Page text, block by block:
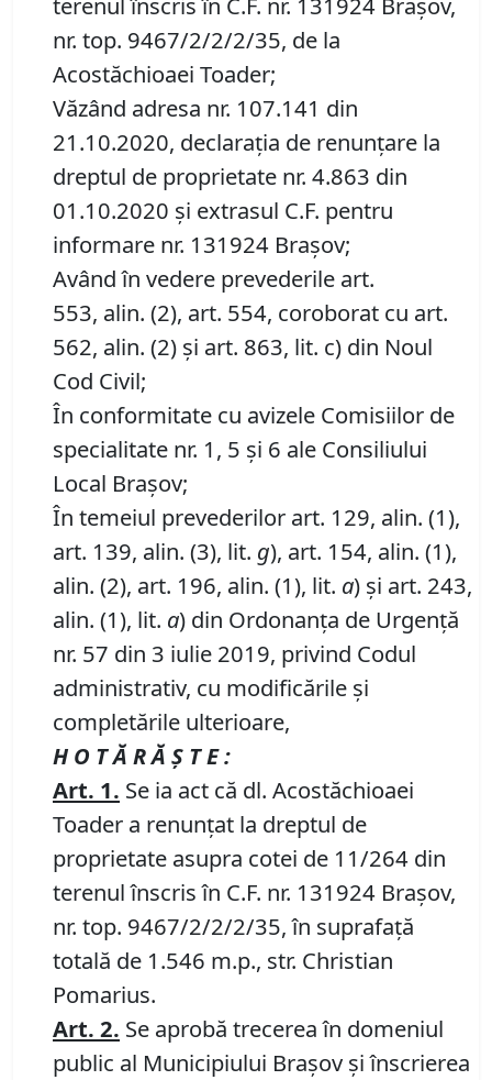
nr. top. 9467/2/2/2/35, de la
Acostăchioaei Toader;
Văzând adresa nr. 107.141 din
21.10.2020, declarația de renunțare la
dreptul de proprietate nr. 4.863 din
01.10.2020 și extrasul C.F. pentru
informare nr. 131924 Brașov;
Având în vedere prevederile art.
553, alin. (2), art. 554, coroborat cu art.
562, alin. (2) și art. 863, lit. c) din Noul
Cod Civil;
În conformitate cu avizele Comisiilor de
specialitate nr. 1, 5 și 6 ale Consiliului
Local Brașov;
În temeiul prevederilor art. 129, alin. (1),
art. 139, alin. (3), lit. g), art. 154, alin. (1),
alin. (2), art. 196, alin. (1), lit. a) și art. 243,
alin. (1), lit. a) din Ordonanța de Urgență
nr. 57 din 3 iulie 2019, privind Codul
administrativ, cu modificările și
completările ulterioare,
H O T Ă R Ă Ş T E :
Art. 1. Se ia act că dl. Acostăchioaei
Toader a renunțat la dreptul de
proprietate asupra cotei de 11/264 din
terenul înscris în C.F. nr. 131924 Brașov,
nr. top. 9467/2/2/2/35, în suprafață
totală de 1.546 m.p., str. Christian
Pomarius.
Art. 2. Se aprobă trecerea în domeniul
public al Municipiului Braşov şi înscrierea